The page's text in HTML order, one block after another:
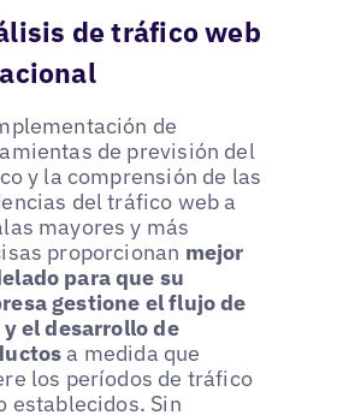
de tráfico web
de
de previsión del
y la comprensión de las
del tráfico web a
mayores y más
proporcionan mejor
para que su
gestione el flujo de
y el desarrollo de
a medida que
los períodos de tráfico
establecidos. Sin